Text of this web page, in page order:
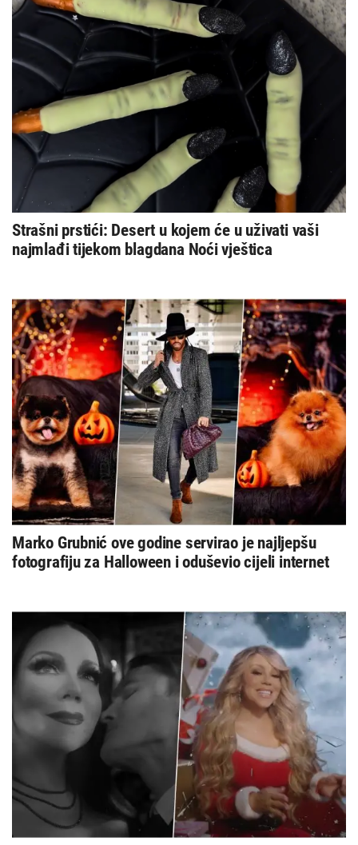
Strašni prstići: Desert u kojem će u uživati vaši
najmlađi tijekom blagdana Noći vještica
Marko Grubnić ove godine servirao je najljepšu
fotografiju za Halloween i oduševio cijeli internet